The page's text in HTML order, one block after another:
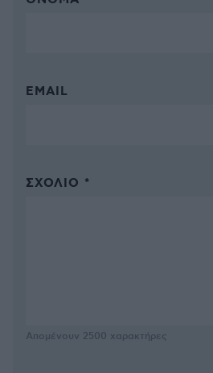
EMAIL
ΣΧΌΛΙΟ *
Απομένουν 2500 χαρακτήρες